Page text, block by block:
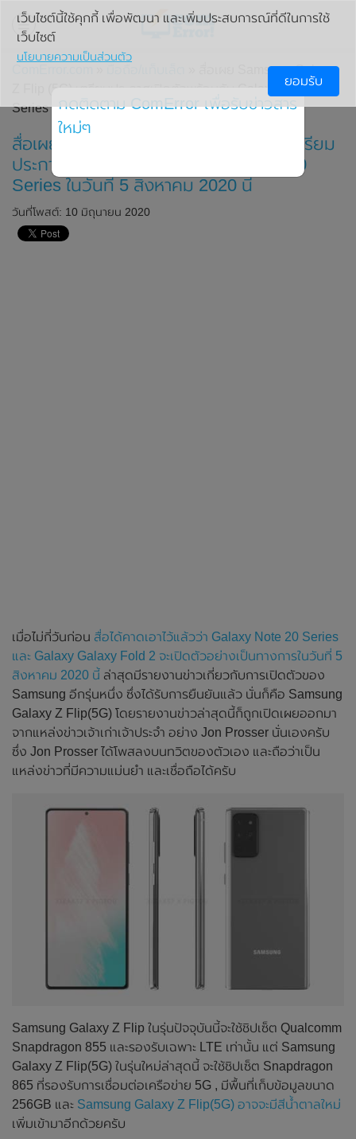
» สื่อเผย Samsung Galaxy
Z Flip (5G) เตรียมประกาศเปิดตัวพร้อมกับ Galaxy Note 20
Series ในวันที่ 5 สิงหาคม 2020 นี้
สื่อเผย Samsung Galaxy Z Flip (5G) เตรียม
ประกาศเปิดตัวพร้อมกับ Galaxy Note 20
Series ในวันที่ 5 สิงหาคม 2020 นี้
วันที่โพสต์: 10 มิถุนายน 2020
เมื่อไม่กี่วันก่อน สื่อได้คาดเอาไว้แล้วว่า Galaxy Note 20 Series
และ Galaxy Galaxy Fold 2 จะเปิดตัวอย่างเป็นทางการในวันที่ 5
สิงหาคม 2020 นี้ ล่าสุดมีรายงานข่าวเกี่ยวกับการเปิดตัวของ
Samsung อีกรุ่นหนึ่ง ซึ่งได้รับการยืนยันแล้ว นั่นก็คือ Samsung
Galaxy Z Flip(5G) โดยรายงานข่าวล่าสุดนี้ก็ถูกเปิดเผยออกมา
จากแหล่งข่าวเจ้าเก่าเจ้าประจำ อย่าง Jon Prosser นั่นเองครับ
ซึ่ง Jon Prosser ได้โพสลงบนทวิตของตัวเอง และถือว่าเป็น
แหล่งข่าวที่มีความแม่นยำ และเชื่อถือได้ครับ
Samsung Galaxy Z Flip ในรุ่นปัจจุบันนี้จะใช้ชิปเซ็ต Qualcomm
Snapdragon 855 และรองรับเฉพาะ LTE เท่านั้น แต่ Samsung
Galaxy Z Flip(5G) ในรุ่นใหม่ล่าสุดนี้ จะใช้ชิปเซ็ต Snapdragon
865 ที่รองรับการเชื่อมต่อเครือข่าย 5G , มีพื้นที่เก็บข้อมูลขนาด
256GB และ Samsung Galaxy Z Flip(5G) อาจจะมีสีน้ำตาลใหม่
เพิ่มเข้ามาอีกด้วยครับ
เว็บไซต์นี้ใช้คุกกี้ เพื่อพัฒนา และเพิ่มประสบการณ์ที่ดีในการใช้
เว็บไซต์
นโยบายความเป็นส่วนตัว
ยอมรับ
กดติดตาม ComError เพื่อรับข่าวสาร
ใหม่ๆ